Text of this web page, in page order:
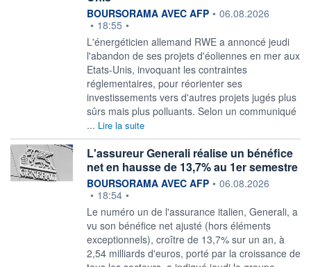
information fournie par
BOURSORAMA AVEC AFP • 06.08.2026
• 18:55 •
L'énergéticien allemand RWE a annoncé jeudi
l'abandon de ses projets d'éoliennes en mer aux
Etats-Unis, invoquant les contraintes
réglementaires, pour réorienter ses
investissements vers d'autres projets jugés plus
sûrs mais plus polluants. Selon un communiqué
... Lire la suite
L'assureur Generali réalise un bénéfice
net en hausse de 13,7% au 1er semestre
information fournie par
BOURSORAMA AVEC AFP • 06.08.2026
• 18:54 •
Le numéro un de l'assurance italien, Generali, a
vu son bénéfice net ajusté (hors éléments
exceptionnels), croître de 13,7% sur un an, à
2,54 milliards d'euros, porté par la croissance de